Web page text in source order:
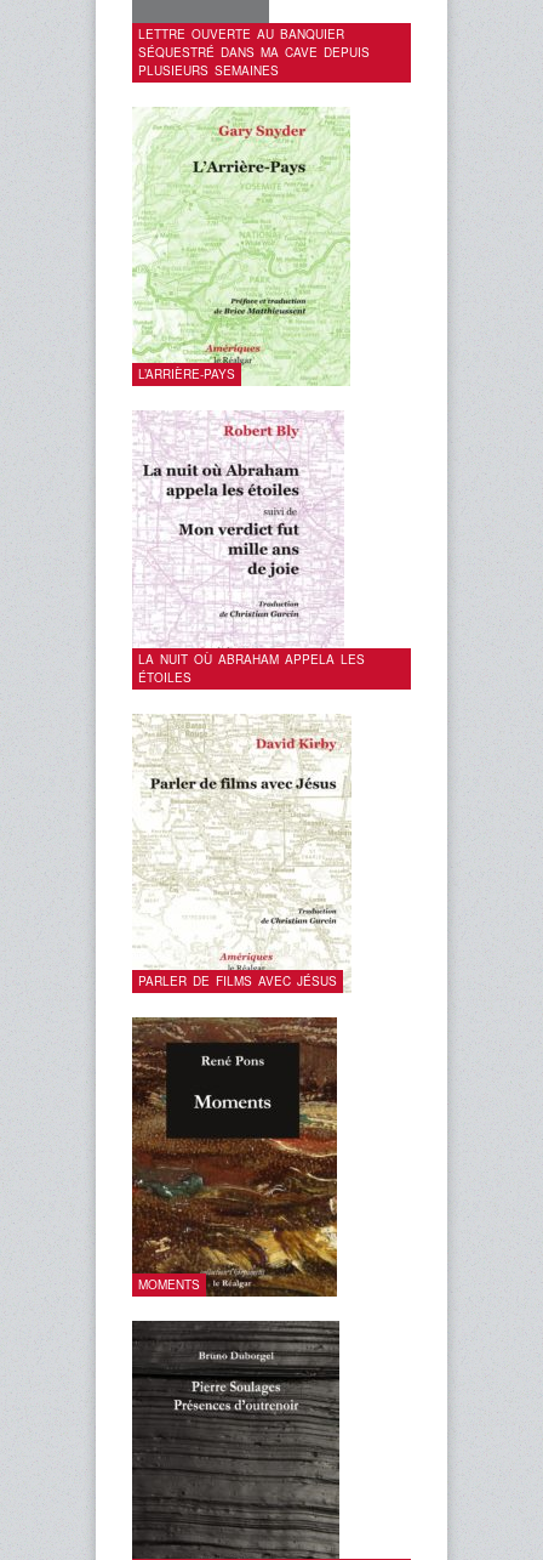
LETTRE OUVERTE AU BANQUIER
SÉQUESTRÉ DANS MA CAVE DEPUIS
PLUSIEURS SEMAINES
L’ARRIÈRE-PAYS
LA NUIT OÙ ABRAHAM APPELA LES
ÉTOILES
PARLER DE FILMS AVEC JÉSUS
MOMENTS